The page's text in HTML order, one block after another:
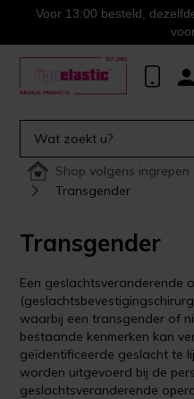
Voor 13:00 besteld,
Shop volgens ingrepen
Transgender
Transgender
Een geslachtsveranderende
waarbij een transgender of
bestaande kenmerken kan
geïdentificeerde geslacht te
worden uitgevoerd bij de
geslachtsveranderende